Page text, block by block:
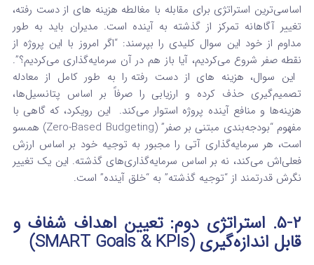
اساسی‌ترین استراتژی برای مقابله با مغالطه هزینه های از دست رفته،
تغییر آگاهانه تمرکز از گذشته به آینده است. مدیران باید به طور
مداوم از خود این سوال کلیدی را بپرسند: “اگر امروز با این پروژه از
نقطه صفر شروع می‌کردیم، آیا باز هم در آن سرمایه‌گذاری می‌کردیم؟”.
این سوال، هزینه های از دست رفته را به طور کامل از معادله
تصمیم‌گیری حذف کرده و ارزیابی را صرفاً بر اساس پتانسیل‌ها،
هزینه‌ها و منافع آینده پروژه استوار می‌کند. این رویکرد، که گاهی با
مفهوم “بودجه‌بندی مبتنی بر صفر” (Zero-Based Budgeting) همسو
است، هر سرمایه‌گذاری آتی را مجبور به توجیه خود بر اساس ارزش
فعلی‌اش می‌کند، نه بر اساس سرمایه‌گذاری‌های گذشته. این یک تغییر
نگرش قدرتمند از “توجیه گذشته” به “خلق آینده” است.
۵-۲. استراتژی دوم: تعیین اهداف شفاف و
قابل اندازه‌گیری (SMART Goals & KPIs)